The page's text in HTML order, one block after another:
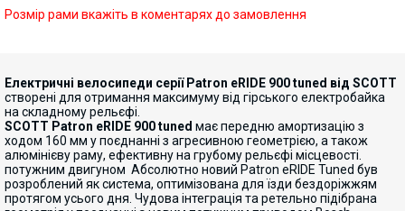
Розмір рами вкажіть в коментарях до замовлення
Електричні велосипеди серії Patron eRIDE 900 tuned від SCOTT
створені для отримання максимуму від гірського електробайка
на складному рельєфі.
SCOTT Patron eRIDE 900 tuned має передню амортизацію з
ходом 160 мм у поєднанні з агресивною геометрією, а також
алюмінієву раму, ефективну на грубому рельєфі місцевості.
потужним двигуном Абсолютно новий Patron eRIDE Tuned був
розроблений як система, оптимізована для їзди бездоріжжям
протягом усього дня. Чудова інтеграція та ретельно підібрана